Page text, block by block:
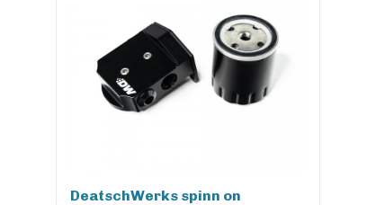
DeatschWerks spinn on